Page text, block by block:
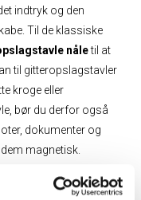
indtryk og den
Til de klassiske
nåletil at
til gitteropslagstavler
kroge eller
bør du derfor også
dokumenter og
magnetisk.